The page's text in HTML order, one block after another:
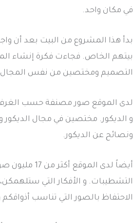
في مكان واحد.
بدأ هذا المشروع من البيت بعد أن
بيتهم الخاص. فجاءت فكرة إنشاء
التصميم ومختصين من نفس المجال
لدى الموقع صور مصنفة حسب الغرف
و الديكور. مختصين في مجال
ونصائح عن الديكور.
أيضاً لدى
التشطيبات. و الأفكار التي
الاحتفاظ بالصور التي تناسب